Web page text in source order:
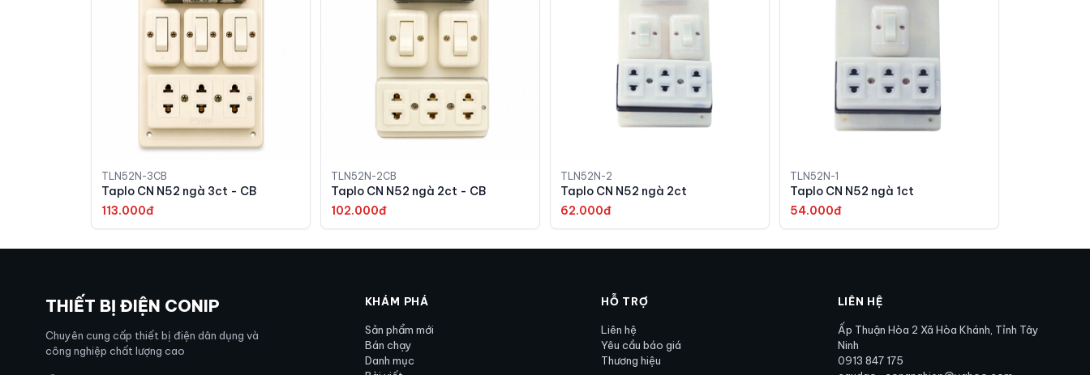
TLN52N-3CB
Taplo CN N52 ngà 3ct - CB
113.000đ
TLN52N-2CB
Taplo CN N52 ngà 2ct - CB
102.000đ
TLN52N-2
Taplo CN N52 ngà 2ct
62.000đ
TLN52N-1
Taplo CN N52 ngà 1ct
54.000đ
THIẾT BỊ ĐIỆN CONIP
Chuyên cung cấp thiết bị điện dân dụng và
công nghiệp chất lượng cao
KHÁM PHÁ
Sản phẩm mới
Bán chạy
Danh mục
HỖ TRỢ
Liên hệ
Yêu cầu báo giá
Thương hiệu
LIÊN HỆ
Ấp Thuận Hòa 2 Xã Hòa Khánh, Tỉnh Tây
Ninh
0913 847 175